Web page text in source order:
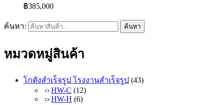
฿385,000
ค้นหา: ค้นหา
หมวดหมู่สินค้า
โกดังสำเร็จรูป โรงงานสำเร็จรูป (43)
HW-C (12)
HW-H (6)